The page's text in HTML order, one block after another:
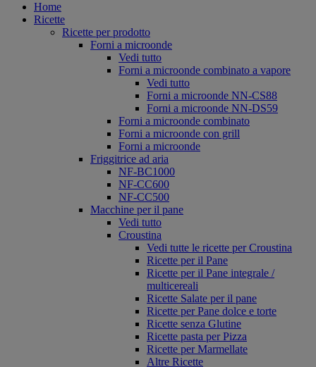
Home
Ricette
Ricette per prodotto
Forni a microonde
Vedi tutto
Forni a microonde combinato a vapore
Vedi tutto
Forni a microonde NN-CS88
Forni a microonde NN-DS59
Forni a microonde combinato
Forni a microonde con grill
Forni a microonde
Friggitrice ad aria
NF-BC1000
NF-CC600
NF-CC500
Macchine per il pane
Vedi tutto
Croustina
Vedi tutte le ricette per Croustina
Ricette per il Pane
Ricette per il Pane integrale /
multicereali
Ricette Salate per il pane
Ricette per Pane dolce e torte
Ricette senza Glutine
Ricette pasta per Pizza
Ricette per Marmellate
Altre Ricette